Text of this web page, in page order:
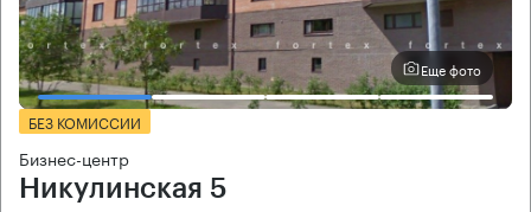
Еще фото
БЕЗ КОМИССИИ
Бизнес-центр
Никулинская 5